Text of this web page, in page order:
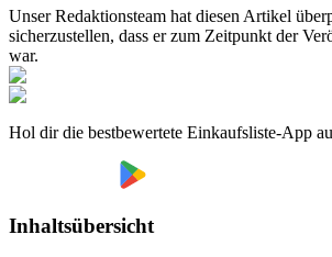
Unser Redaktionsteam hat diesen Artikel
sicherzustellen, dass er zum Zeitpunkt der
war.
Hol dir die bestbewertete Einkaufsliste-App
Inhaltsübersicht